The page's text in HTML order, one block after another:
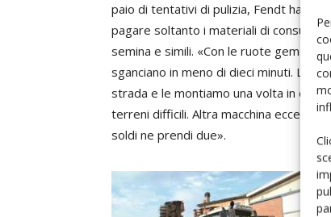
paio di tentativi di pulizia, Fendt ha
pagare soltanto i materiali di consumo
semina e simili. «Con le ruote
sganciano in meno di dieci minuti. Le
strada e le montiamo una volta in
terreni difficili. Altra macchina
soldi ne prendi due».